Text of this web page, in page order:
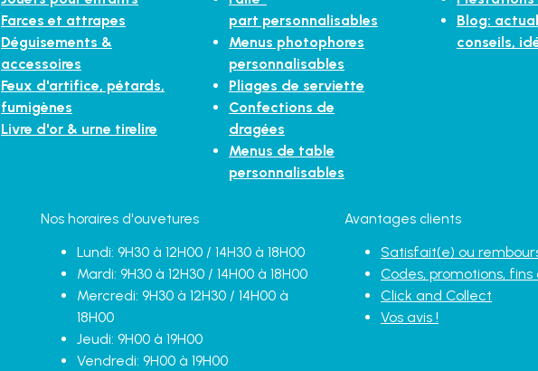
Farces et attrapes
Déguisements &
accessoires
Feux d'artifice, pétards,
fumigènes
Livre d'or & urne tirelire
part personnalisables
Menus photophores
personnalisables
Pliages de serviette
Confections de
dragées
Menus de table
personnalisables
Blog:
conseils,
Nos horaires d'ouvetures
Lundi: 9H30 à 12H00 / 14H30 à 18H00
Mardi: 9H30 à 12H30 / 14H00 à 18H00
Mercredi: 9H30 à 12H30 / 14H00 à
18H00
Jeudi: 9H00 à 19H00
Vendredi: 9H00 à 19H00
Avantages clients
Satisfait(e) ou
Codes, promotions, fins
Click and Collect
Vos avis !